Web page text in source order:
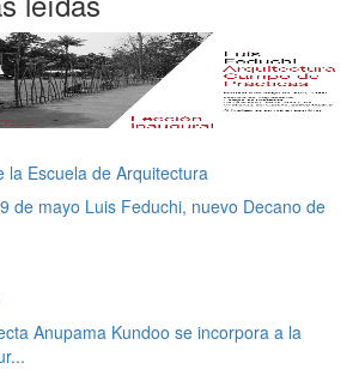
la Escuela de Arquitectura
de mayo Luis Feduchi, nuevo Decano de
Anupama Kundoo se incorpora a la